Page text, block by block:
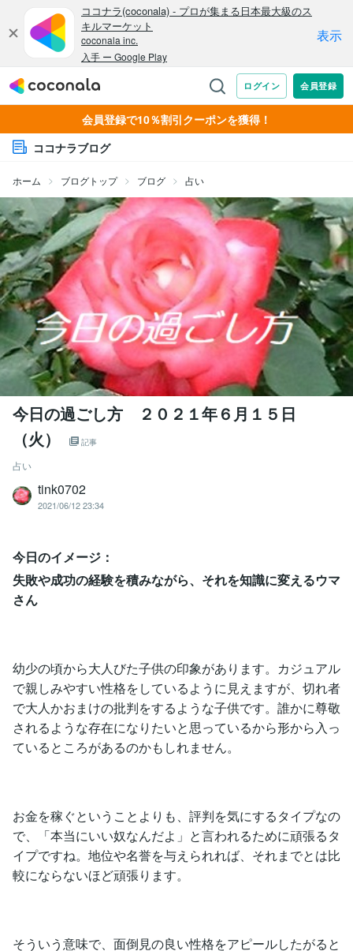
会員登録で10％割引クーポンを獲得！
ココナラブログ
ホーム ブログトップ ブログ 占い
今日の過ごし方 ２０２１年６月１５日
（火）
記事
占い
tink0702
2021/06/12 23:34
今日のイメージ：
失敗や成功の経験を積みながら、それを知識に変えるウマ
さん
幼少の頃から大人びた子供の印象があります。カジュアル
で親しみやすい性格をしているように見えますが、切れ者
で大人かおまけの批判をするような子供です。誰かに尊敬
されるような存在になりたいと思っているから形から入っ
ているところがあるのかもしれません。
お金を稼ぐということよりも、評判を気にするタイプなの
で、「本当にいい奴なんだよ」と言われるために頑張るタ
イプですね。地位や名誉を与えられれば、それまでとは比
較にならないほど頑張ります。
そういう意味で、面倒見の良い性格をアピールしたがると